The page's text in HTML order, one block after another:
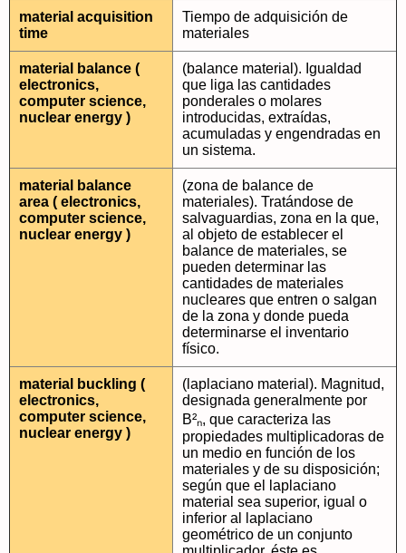
material acquisition
time
Tiempo de adquisición de
materiales
material balance (
electronics,
computer science,
nuclear energy )
(balance material). Igualdad
que liga las cantidades
ponderales o molares
introducidas, extraídas,
acumuladas y engendradas en
un sistema.
material balance
area ( electronics,
computer science,
nuclear energy )
(zona de balance de
materiales). Tratándose de
salvaguardias, zona en la que,
al objeto de establecer el
balance de materiales, se
pueden determinar las
cantidades de materiales
nucleares que entren o salgan
de la zona y donde pueda
determinarse el inventario
físico.
material buckling (
electronics,
computer science,
nuclear energy )
(laplaciano material). Magnitud,
designada generalmente por
B²ₙ, que caracteriza las
propiedades multiplicadoras de
un medio en función de los
materiales y de su disposición;
según que el laplaciano
material sea superior, igual o
inferior al laplaciano
geométrico de un conjunto